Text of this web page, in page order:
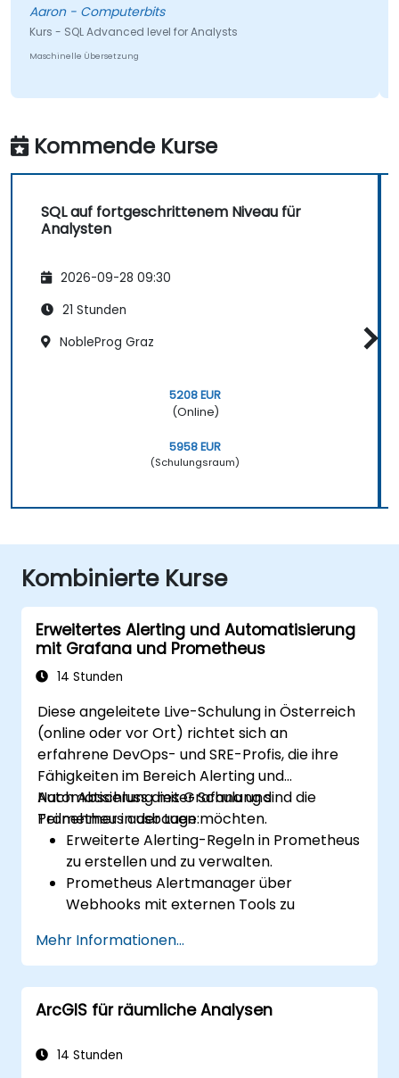
Aaron - Computerbits
Kurs - SQL Advanced level for Analysts
Maschinelle Übersetzung
Kommende Kurse
SQL auf fortgeschrittenem Niveau für
Analysten
2026-09-28 09:30
21 Stunden
NobleProg Graz
5208 EUR
(Online)
5958 EUR
(Schulungsraum)
Kombinierte Kurse
Erweitertes Alerting und Automatisierung
mit Grafana und Prometheus
14 Stunden
Diese angeleitete Live-Schulung in Österreich
(online oder vor Ort) richtet sich an
erfahrene DevOps- und SRE-Profis, die ihre
Fähigkeiten im Bereich Alerting und
Automatisierung mit Grafana und
Prometheus ausbauen möchten.
Nach Abschluss dieser Schulung sind die
Teilnehmer in der Lage:
Erweiterte Alerting-Regeln in Prometheus
zu erstellen und zu verwalten.
Prometheus Alertmanager über
Webhooks mit externen Tools zu
Automatisierte Reaktionen auf Alerts
umzusetzen, um die Problemlösung zu
beschleunigen.
Grafana zur effektiven Visualisierung und
Mehr Informationen...
ArcGIS für räumliche Analysen
14 Stunden